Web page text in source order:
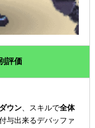
評価
ウン 、スキルで全体
与出来るデバッファ